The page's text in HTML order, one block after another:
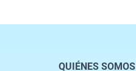
QUIÉNES SOMOS